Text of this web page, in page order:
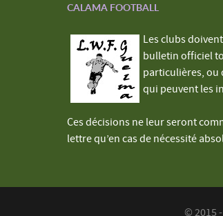
CALAMA FOOTBALL
Les clubs
bulletin officiel
particulières, ou
qui peuvent les
Ces décisions ne leur seront
lettre qu’en cas de nécessité
© 2015